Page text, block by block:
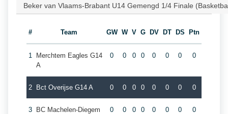
Beker van Vlaams-Brabant U14 Gemengd 1/4 Finale
# Team GW W V G DV DT DS Ptn
1
Merchtem Eagles G14
A
0 0 0 0 0 0 0 0
2 Bct Overijse G14 A 0 0 0 0 0 0 0 0
3 BC Machelen-Diegem 0 0 0 0 0 0 0 0